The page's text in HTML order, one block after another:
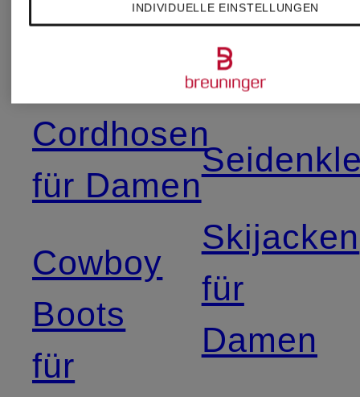
Cocktailkleider
Cordhosen
für Damen
Cowboy
Boots
für
Schuhe
kaufen
Skijacken
für
Damen
INDIVIDUELLE EINSTELLUNGEN